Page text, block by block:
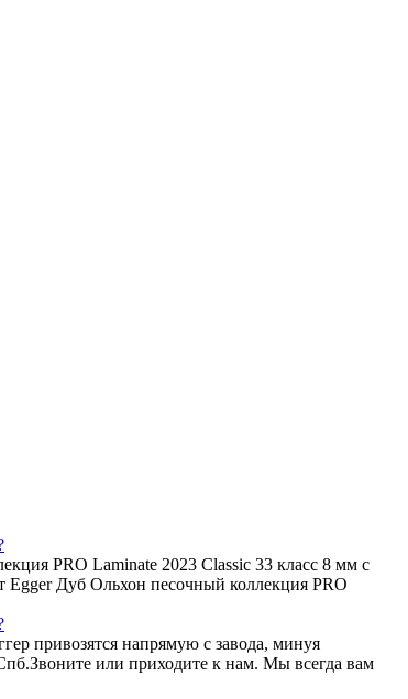
PRO Laminate 2023 Classic 33 класс 8 мм с
Egger Дуб Ольхон песочный коллекция PRO
привозятся напрямую с завода, минуя
или приходите к нам. Мы всегда вам